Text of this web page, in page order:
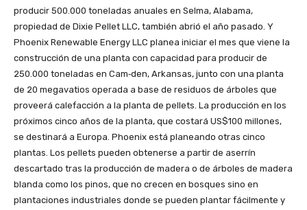
producir 500.000 toneladas anuales en Selma, Alabama,
propiedad de Dixie Pellet LLC, también abrió el año pasado. Y
Phoenix Renewable Energy LLC planea iniciar el mes que viene la
construcción de una planta con capacidad para producir de
250.000 toneladas en Cam‐den, Arkansas, junto con una planta
de 20 megavatios operada a base de residuos de árboles que
proveerá calefacción a la planta de pellets. La producción en los
próximos cinco años de la planta, que costará US$100 millones,
se destinará a Europa. Phoenix está planeando otras cinco
plantas. Los pellets pueden obtenerse a partir de aserrín
descartado tras la producción de madera o de árboles de madera
blanda como los pinos, que no crecen en bosques sino en
plantaciones industriales donde se pueden plantar fácilmente y